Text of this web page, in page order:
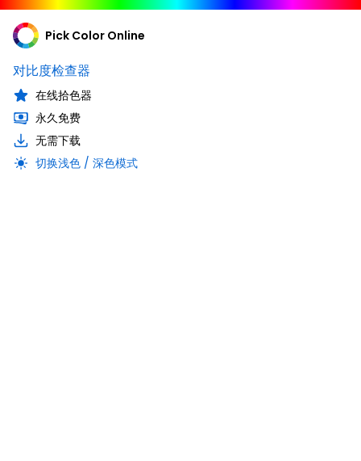
Pick Color Online
对比度检查器
在线拾色器
永久免费
无需下载
切换浅色 / 深色模式